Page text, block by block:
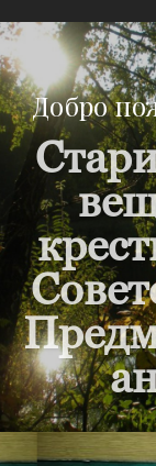
Добро